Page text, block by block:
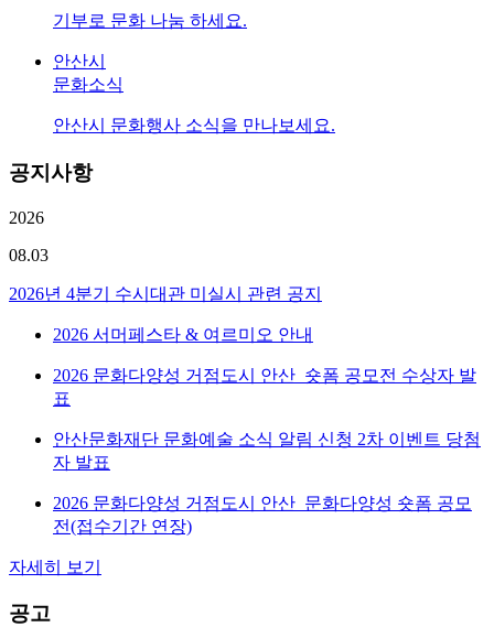
기부로 문화 나눔 하세요.
안산시
문화소식
안산시 문화행사 소식을 만나보세요.
공지사항
2026
08.03
2026년 4분기 수시대관 미실시 관련 공지
2026 서머페스타 & 여르미오 안내
2026 문화다양성 거점도시 안산_숏폼 공모전 수상자 발
표
안산문화재단 문화예술 소식 알림 신청 2차 이벤트 당첨
자 발표
2026 문화다양성 거점도시 안산_문화다양성 숏폼 공모
전(접수기간 연장)
자세히 보기
공고